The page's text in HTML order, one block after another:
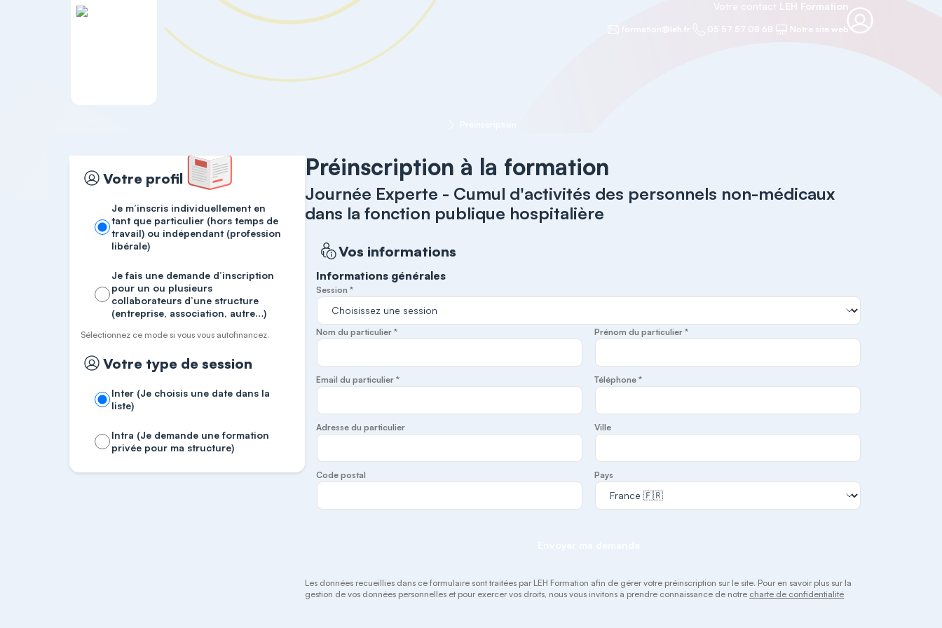
Votre contact LEH Formation
05 57 57 08 68 Notre site web
Votre profil
Je m’inscris individuellement en
tant que particulier (hors temps de
travail) ou indépendant (profession
libérale)
Je fais une demande d’inscription
pour un ou plusieurs
collaborateurs d’une structure
(entreprise, association, autre…)
Sélectionnez ce mode si vous vous autofinancez.
Votre type de session
Inter (Je choisis une date dans la
liste)
Intra (Je demande une formation
privée pour ma structure)
Préinscription à la formation
Journée Experte - Cumul d'activités des personnels non-médicaux
dans la fonction publique hospitalière
Vos informations
Informations générales
Session *
Nom du particulier * Prénom du particulier *
Email du particulier * Téléphone *
Adresse du particulier Ville
Code postal Pays
Les données recueillies dans ce formulaire sont traitées par LEH Formation afin de gérer votre préinscription sur le site. Pour en savoir plus sur la
gestion de vos données personnelles et pour exercer vos droits, nous vous invitons à prendre connaissance de notre charte de confidentialité